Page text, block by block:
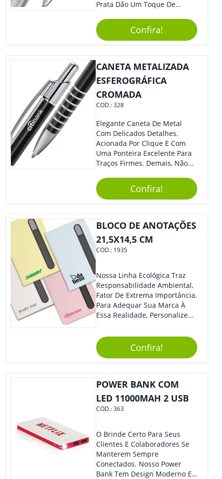
Prata Dão Um Toque De
Acionamento Por Clique.
Confira!
CANETA METALIZADA
ESFEROGRÁFICA
CROMADA
COD.:328
Elegante Caneta De Metal
Com Delicados Detalhes.
Acionada Por Clique E Com
Uma Ponteira Excelente Para
Traços Firmes. Demais, Não
Confira!
BLOCO DE ANOTAÇÕES
21,5X14,5 CM
COD.: 1935
Nossa Linha Ecológica Traz
Responsabilidade Ambiental,
Fator De Extrema Importância.
Para Adequar Sua Marca À
Essa Realidade, Personalize
Anotações Com Post-It E
Caneta. Elaborado A Partir De
Material Reciclado, O Brinde
Também É Prático, Tornando-
Se Assim Excelente Para Uso
Cotidiano. Perfeito, Não É?!
Confira!
POWER BANK COM
LED 11000MAH 2 USB
COD.:363
O Brinde Certo Para Seus
Clientes E Colaboradores Se
Manterem Sempre
Conectados. Nosso Power
Bank Tem Design Moderno E